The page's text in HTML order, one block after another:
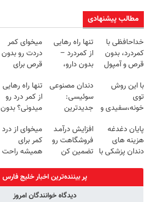
مطالب پیشنهادی
خداحافظی با
کمردرد، بدون
قرص و آمپول
تنها راه رهایی
از کمردرد –
بدون دارو،
«فرم پر کن»
میخوای کمر
دردت رو بدون
قرص برای
کنی؟
(◂پرسش‌نامه
رو پر کن)
با این روش
توی
خونه،سفیدی و
برگردون
(40%off)
دندان مصنوعی
سوئیسی:
جدیدترین
سبک و مقاوم |
پرداخت قسطی
تنها راه رهایی
از کمر درد رو
میدونی؟ بدون
(◂پرسش‌نامه)
پایان دغدغه
هزینه های
دندان پزشکی با
افزایش درآمـد
فروشگاهت رو
تضمین کن
میخوای از درد
کمر برای
همیشه راحت
پرسش‌نامه رو
پر کن
پر بیننده‌ترین اخبار خلیج‌ فارس
دیدگاه خوانندگان امروز